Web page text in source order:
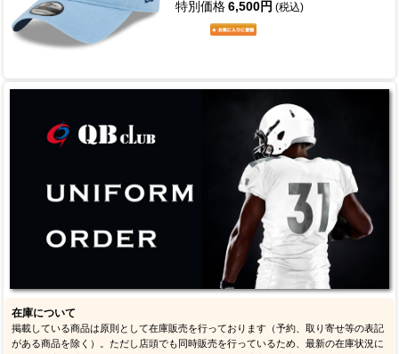
特別価格 6,500円 (税込)
在庫について
掲載している商品は原則として在庫販売を行っております（予約、取り寄せ等の表記
がある商品を除く）。ただし店頭でも同時販売を行っているため、最新の在庫状況に